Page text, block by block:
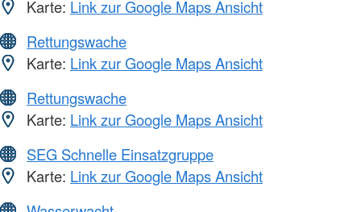
Karte: Link zur Google Maps Ansicht
Rettungswache
Karte: Link zur Google Maps Ansicht
Rettungswache
Karte: Link zur Google Maps Ansicht
SEG Schnelle Einsatzgruppe
Karte: Link zur Google Maps Ansicht